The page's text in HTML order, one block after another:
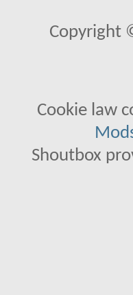
Copyright
Cookie law
Shoutbox